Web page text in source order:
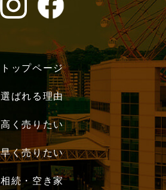
トップページ
選ばれる理由
高く売りたい
早く売りたい
相続・空き家